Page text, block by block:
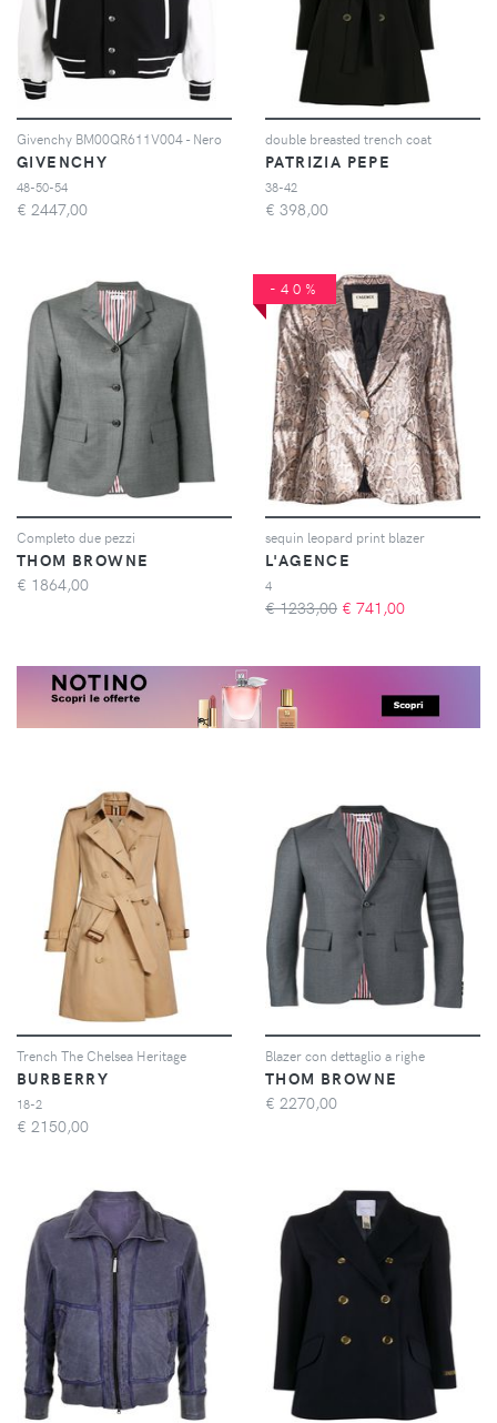
Givenchy BM00QR611V004 - Nero
GIVENCHY
48-50-54
€ 2447,00
double breasted trench coat
PATRIZIA PEPE
38-42
€ 398,00
Completo due pezzi
THOM BROWNE
€ 1864,00
-40%
sequin leopard print blazer
L'AGENCE
4
€ 1233,00 € 741,00
Trench The Chelsea Heritage
BURBERRY
18-2
€ 2150,00
Blazer con dettaglio a righe
THOM BROWNE
€ 2270,00